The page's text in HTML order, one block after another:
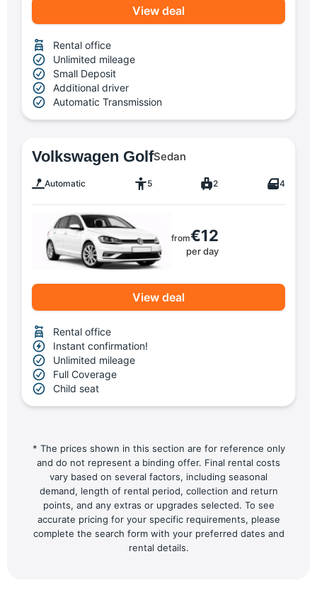
View deal
Rental office
Unlimited mileage
Small Deposit
Additional driver
Automatic Transmission
Volkswagen GolfSedan
Automatic 5 2 4
from€12
per day
View deal
Rental office
Instant confirmation!
Unlimited mileage
Full Coverage
Child seat
* The prices shown in this section are for reference only
and do not represent a binding offer. Final rental costs
vary based on several factors, including seasonal
demand, length of rental period, collection and return
points, and any extras or upgrades selected. To see
accurate pricing for your specific requirements, please
complete the search form with your preferred dates and
rental details.